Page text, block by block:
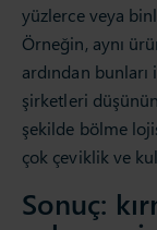
yüzlerce veya
Örneğin, aynı
ardından
şirketleri
şekilde bölme
çok çeviklik ve
Sonuç: